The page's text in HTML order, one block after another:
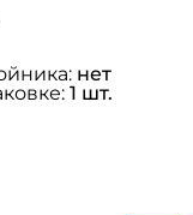
нет
1 шт.